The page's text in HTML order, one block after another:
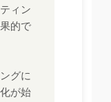
ィン
的で
グに
が始